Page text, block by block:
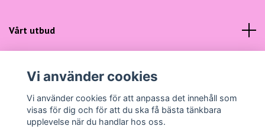
Vårt utbud
Sociala medier
Vi använder cookies
Vi använder cookies för att anpassa det innehåll som
visas för dig och för att du ska få bästa tänkbara
upplevelse när du handlar hos oss.